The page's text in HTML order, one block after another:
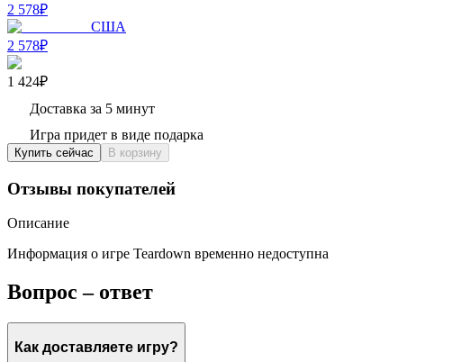
2 578₽
США
2 578₽
1 424₽
Доставка за 5 минут
Игра придет в виде подарка
Купить сейчас В корзину
Отзывы покупателей
Описание
Информация о игре Teardown временно недоступна
Вопрос – ответ
Как доставляете игру?